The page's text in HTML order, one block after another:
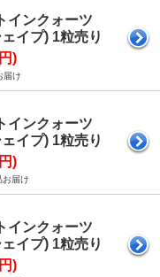
インクォーツ
イプ) 1粒売り
)
届け
インクォーツ
イプ) 1粒売り
)
届け
インクォーツ
イプ) 1粒売り
)